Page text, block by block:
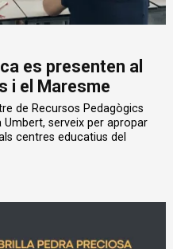
es presenten al
i el Maresme
de Recursos Pedagògics
Umbert, serveix per apropar
centres educatius del